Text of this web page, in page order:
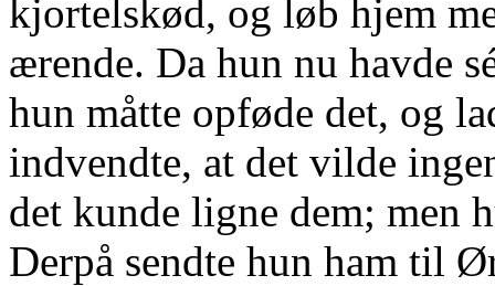
kjortelskød, og løb hjem
ærende. Da hun nu havde
hun måtte opføde det, og
indvendte, at det vilde
det kunde ligne dem; men
Derpå sendte hun ham til